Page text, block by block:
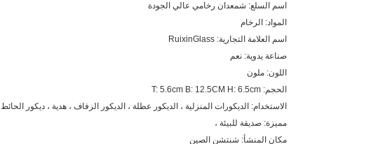
اسم السلع: شمعدان رخامي عالي الجودة
المواد: الرخام
اسم العلامة التجارية: RuixinGlass
صناعة يدوية: نعم
اللون: ملون
الحجم: T: 5.6cm B: 12.5CM H: 6.5cm
الاستخدام: الديكورات المنزلية ، الديكور عطلة ، الديكور الزفاف ، هدية ، ديكور الحائط
مميزة: صديقة للبيئة ،
مكان المنشأ: شنتشن الصين